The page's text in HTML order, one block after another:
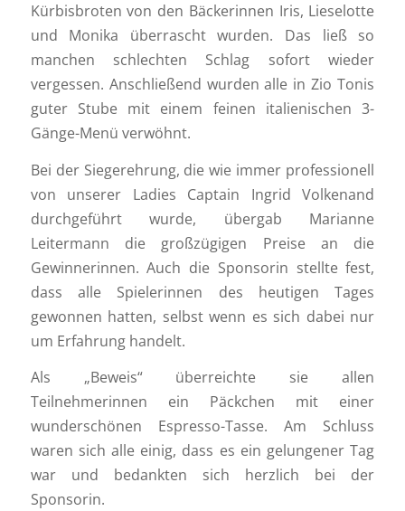
Kürbisbroten von den Bäckerinnen Iris, Lieselotte
und Monika überrascht wurden. Das ließ so
manchen schlechten Schlag sofort wieder
vergessen. Anschließend wurden alle in Zio Tonis
guter Stube mit einem feinen italienischen 3-
Gänge-Menü verwöhnt.
Bei der Siegerehrung, die wie immer professionell
von unserer Ladies Captain Ingrid Volkenand
durchgeführt wurde, übergab Marianne
Leitermann die großzügigen Preise an die
Gewinnerinnen. Auch die Sponsorin stellte fest,
dass alle Spielerinnen des heutigen Tages
gewonnen hatten, selbst wenn es sich dabei nur
um Erfahrung handelt.
Als „Beweis“ überreichte sie allen
Teilnehmerinnen ein Päckchen mit einer
wunderschönen Espresso-Tasse. Am Schluss
waren sich alle einig, dass es ein gelungener Tag
war und bedankten sich herzlich bei der
Sponsorin.